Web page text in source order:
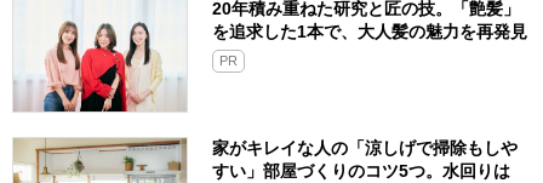
20年積み重ねた研究と匠の技。「艶髪」
を追求した1本で、大人髪の魅力を再発見
PR
家がキレイな人の「涼しげで掃除もしや
すい」部屋づくりのコツ5つ。水回りは